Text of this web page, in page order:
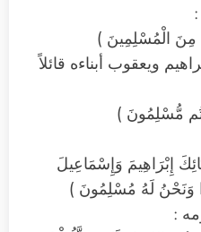
الْمُسْلِمِينَ )
ويعقوب أبناءه قائلاً
مُّسْلِمُونَ )
إِبْرَاهِيمَ وَإِسْمَاعِيلَ
وَنَحْنُ لَهُ مُسْلِمُونَ )
: